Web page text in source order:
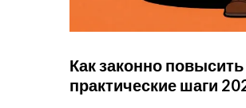
Как законно
практические шаги